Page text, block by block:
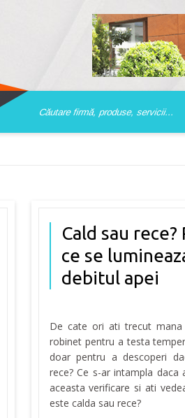
Cald sau
ce se
debitul apei
De cate ori ati trecut
robinet pentru a testa
doar pentru a descoperi
rece? Ce s-ar intampla daca
aceasta verificare si ati
este calda sau rece?